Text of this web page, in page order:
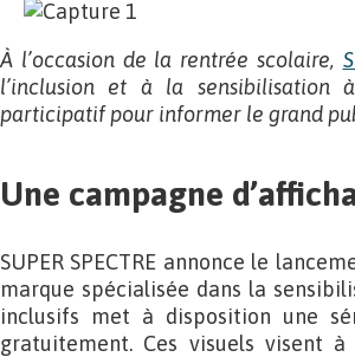
À l’occasion de la rentrée scolaire,
l’inclusion et à la sensibilisation
participatif pour informer le grand
Une campagne
SUPER SPECTRE annonce le
marque spécialisée dans la
inclusifs met à disposition une
gratuitement. Ces visuels visent